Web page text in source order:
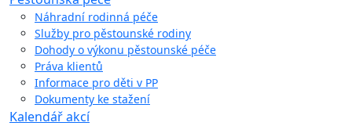
Náhradní rodinná péče
Služby pro pěstounské rodiny
Dohody o výkonu pěstounské péče
Práva klientů
Informace pro děti v PP
Dokumenty ke stažení
Kalendář akcí